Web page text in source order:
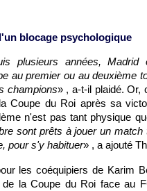
blocage psychologique
plusieurs années, Madrid
au premier ou au deuxième
champions» , a-t-il plaidé. Or,
Coupe du Roi après sa
n'est pas tant physique
sont prêts à jouer un
pour s'y habituer» , a ajouté
les coéquipiers de Karim
de la Coupe du Roi face au